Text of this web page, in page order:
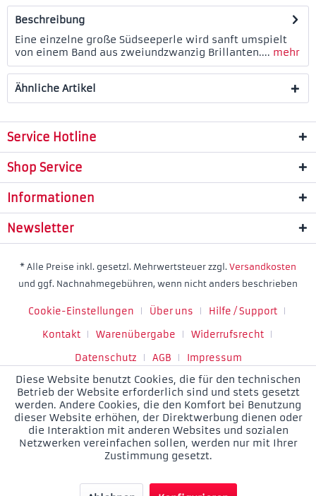
Beschreibung
Eine einzelne große Südseeperle wird sanft umspielt
von einem Band aus zweiundzwanzig Brillanten.... mehr
Ähnliche Artikel
Service Hotline
Shop Service
Informationen
Newsletter
* Alle Preise inkl. gesetzl. Mehrwertsteuer zzgl. Versandkosten
und ggf. Nachnahmegebühren, wenn nicht anders beschrieben
Cookie-Einstellungen Über uns
Hilfe / Support
Kontakt
Warenübergabe
Widerrufsrecht
Datenschutz
AGB Impressum
Diese Website benutzt Cookies, die für den technischen
Betrieb der Website erforderlich sind und stets gesetzt
werden. Andere Cookies, die den Komfort bei Benutzung
dieser Website erhöhen, der Direktwerbung dienen oder
die Interaktion mit anderen Websites und sozialen
Netzwerken vereinfachen sollen, werden nur mit Ihrer
Zustimmung gesetzt.